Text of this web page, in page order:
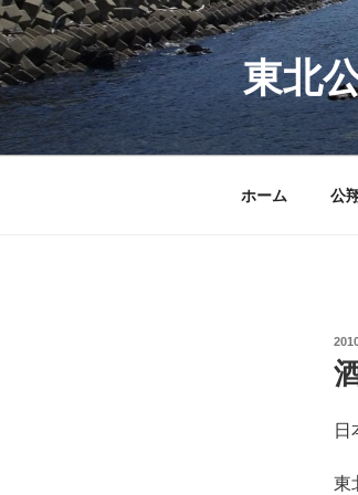
コ
ン
テ
ン
ツ
へ
東北
ホーム 公
投
稿
日:
日
東